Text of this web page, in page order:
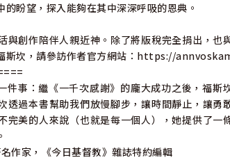
盼望，探入能夠在其中深深呼吸的恩典。
與創作陪伴人親近神。除了將版稅完全捐出，也
斯坎，請參訪作者官方網站：https://
事：繼《一千次感謝》的龐大成功之後，福斯
透過本書幫助我們放慢腳步，讓時間靜止，讓勇
完美的人來說（也就是每一個人），她提供了一
作家，《今日基督教》雜誌特約編輯